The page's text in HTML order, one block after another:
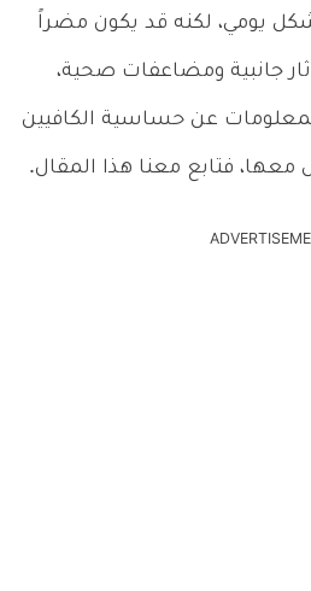
بشكل يومي، لكنه قد يكون مضراً
جانبية ومضاعفات صحية،
عن حساسية الكافيين
معها، فتابع معنا هذا المقال.